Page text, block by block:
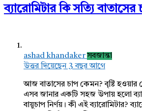
ব্যারোমিটার কি সত্যি বাতাসের
ashad khandakerসবজান্তা
উত্তর দিয়েছেন 3 বছর আগে
আজ বাতাসের চাপ কেমন? বৃষ্টি হওয়ার
এসব জানার একটি সহজ উপায় হলো
বায়ুচাপ নির্ণয়। কী এই ব্যারোমিটার?